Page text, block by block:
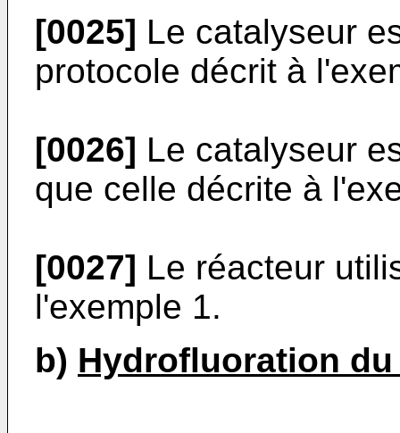
[0025] Le catalyseur
protocole décrit à
[0026] Le catalyseur
que celle décrite à
[0027] Le réacteur
l'exemple 1.
b) Hydrofluoration